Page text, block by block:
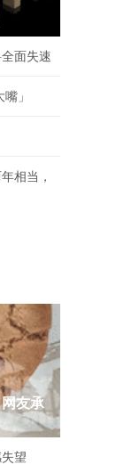
面失速
」
相当，
友承
望